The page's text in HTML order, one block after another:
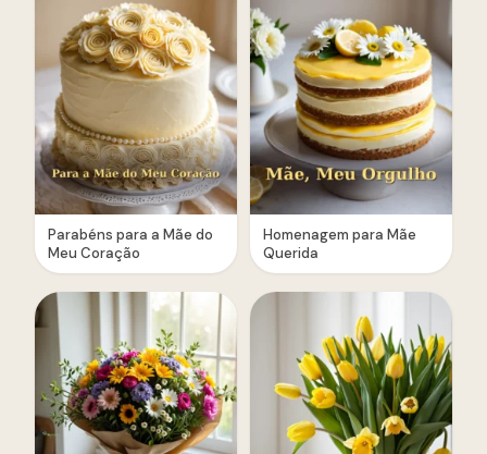
Parabéns para a Mãe do
Meu Coração
Homenagem para Mãe
Querida